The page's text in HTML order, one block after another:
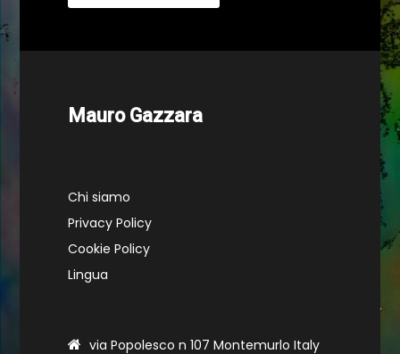
Mauro Gazzara
Chi siamo
Privacy Policy
Cookie Policy
Lingua
via Popolesco n 107 Montemurlo Italy